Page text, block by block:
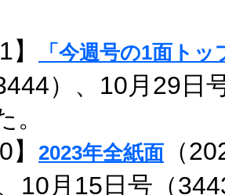
「今週号の1面トッ
）、10月29日
。
2023年全紙面 （
、10月15日号（